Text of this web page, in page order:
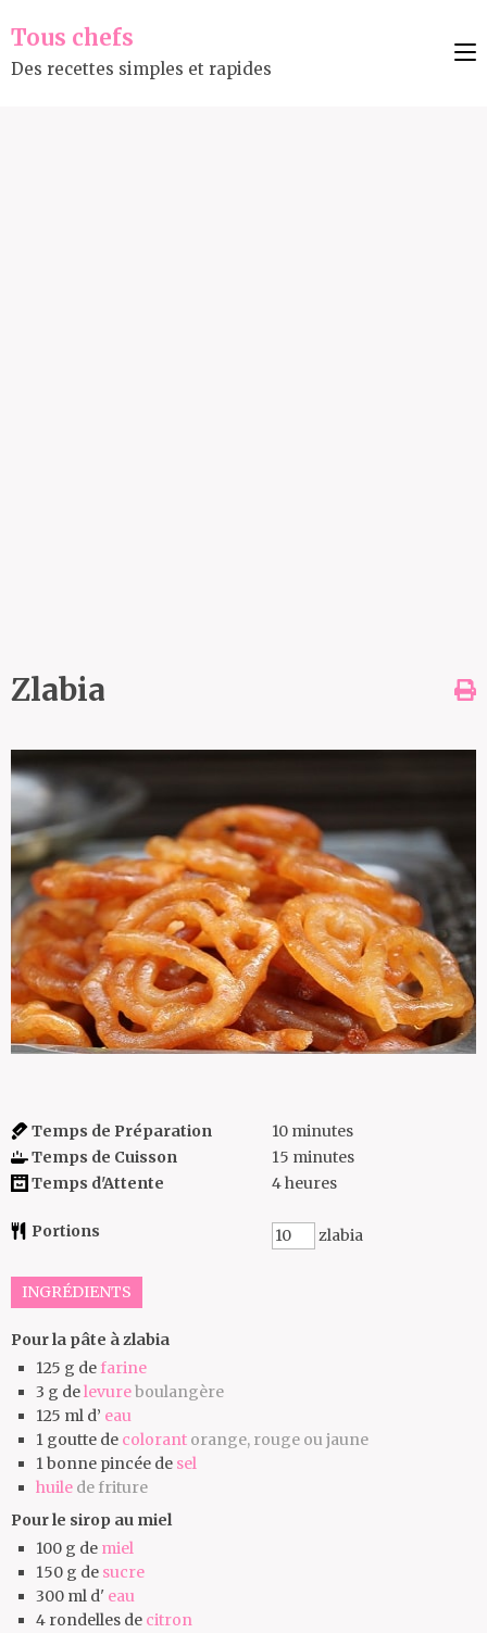
Tous chefs
Des recettes simples et rapides
Zlabia
Temps de Préparation 10 minutes
Temps de Cuisson
15 minutes
Temps d'Attente
4heures
Portions zlabia
INGRÉDIENTS
Pour la pâte à zlabia
125 g de farine
3 g delevureboulangère
125 ml d’ eau
1 goutte de colorant orange, rouge ou jaune
1bonne pincée de sel
huile de friture
Pour le sirop au miel
100 g de miel
150 g de sucre
300 ml d' eau
4 rondelles de citron